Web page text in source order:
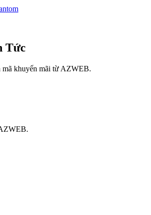
Tức
mã khuyến mãi từ AZWEB.